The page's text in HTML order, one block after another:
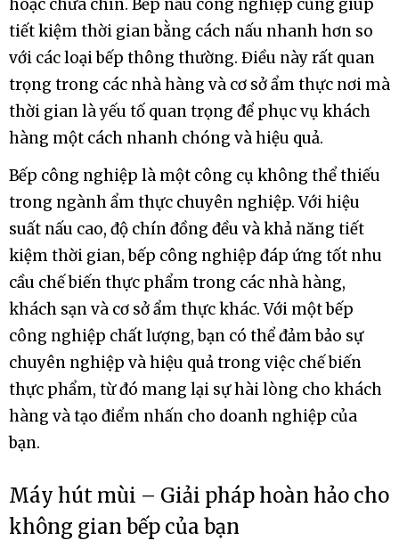
hoặc chưa chín. Bếp nấu công nghiệp cũng giúp
tiết kiệm thời gian bằng cách nấu nhanh hơn so
với các loại bếp thông thường. Điều này rất quan
trọng trong các nhà hàng và cơ sở ẩm thực nơi mà
thời gian là yếu tố quan trọng để phục vụ khách
hàng một cách nhanh chóng và hiệu quả.
Bếp công nghiệp là một công cụ không thể thiếu
trong ngành ẩm thực chuyên nghiệp. Với hiệu
suất nấu cao, độ chín đồng đều và khả năng tiết
kiệm thời gian, bếp công nghiệp đáp ứng tốt nhu
cầu chế biến thực phẩm trong các nhà hàng,
khách sạn và cơ sở ẩm thực khác. Với một bếp
công nghiệp chất lượng, bạn có thể đảm bảo sự
chuyên nghiệp và hiệu quả trong việc chế biến
thực phẩm, từ đó mang lại sự hài lòng cho khách
hàng và tạo điểm nhấn cho doanh nghiệp của
bạn.
Máy hút mùi – Giải pháp hoàn hảo cho
không gian bếp của bạn